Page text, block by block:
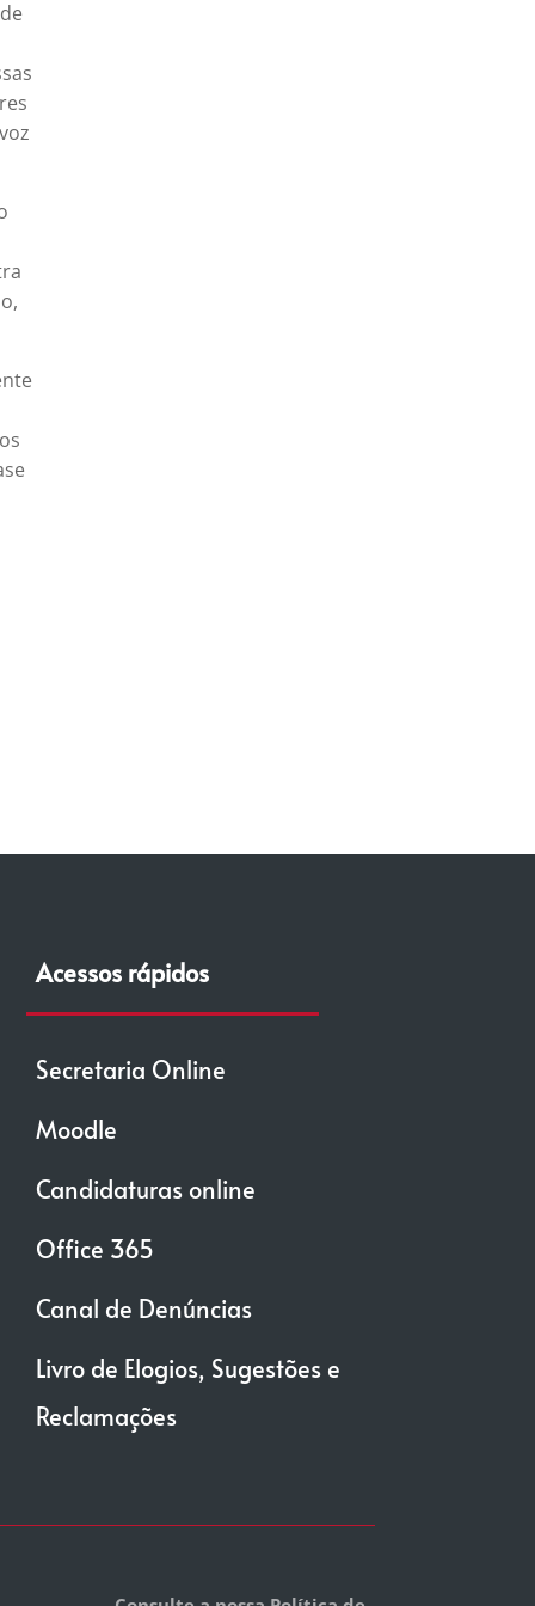
Acessos rápidos
Secretaria Online
Moodle
Candidaturas online
Office 365
Canal de Denúncias
Livro de Elogios, Sugestões e
Reclamações